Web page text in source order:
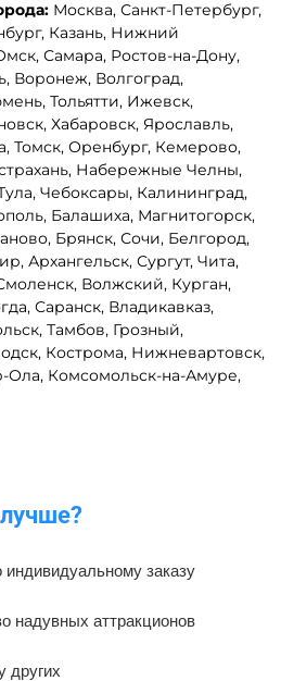
Москва, Санкт-Петербург,
Казань, Нижний
Самара, Ростов-на-Дону,
Воронеж, Волгоград,
Тольятти, Ижевск,
Хабаровск, Ярославль,
Томск, Оренбург, Кемерово,
Набережные Челны,
Чебоксары, Калининград,
Балашиха, Магнитогорск,
Брянск, Сочи, Белгород,
Архангельск, Сургут, Чита,
Волжский, Курган,
Саранск, Владикавказ,
Тамбов, Грозный,
Кострома, Нижневартовск,
Комсомольск-на-Амуре,
индивидуальному заказу
надувных аттракционов
других